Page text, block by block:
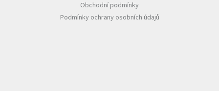
Obchodní podmínky
Podmínky ochrany osobních údajů